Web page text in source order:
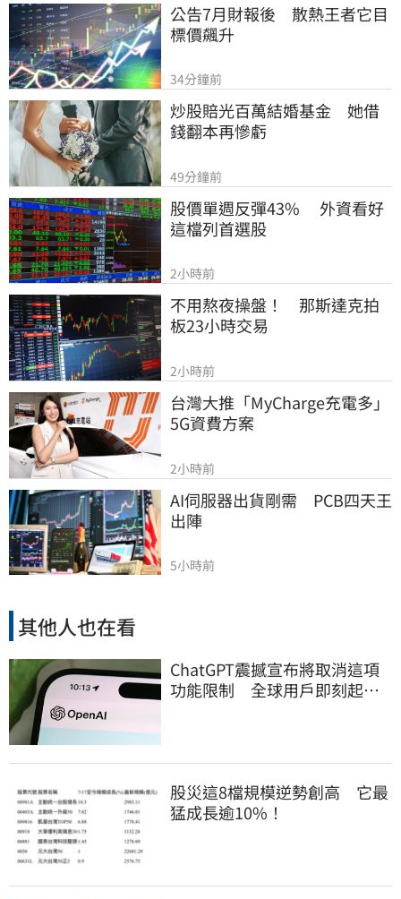
公告7月財報後　散熱王者它目
標價飆升
34分鐘前
炒股賠光百萬結婚基金　她借
錢翻本再慘虧
49分鐘前
股價單週反彈43%　 外資看好
這檔列首選股
2小時前
不用熬夜操盤！　那斯達克拍
板23小時交易
2小時前
台灣大推「MyCharge充電多」
5G資費方案
2小時前
AI伺服器出貨剛需　PCB四天王
出陣
5小時前
其他人也在看
ChatGPT震撼宣布將取消這項
功能限制 全球用戶即刻起
股災這8檔規模逆勢創高 它最
猛成長逾10%！